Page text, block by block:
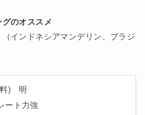
のオススメ
インドネシアマンデリン、ブラジ
料) 明
ート力強